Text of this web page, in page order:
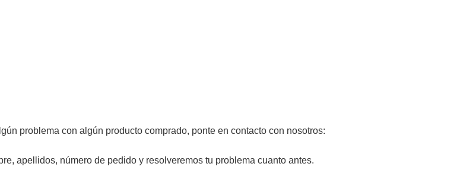
problema con algún producto comprado, ponte en contacto con nosotros:
apellidos, número de pedido y resolveremos tu problema cuanto antes.